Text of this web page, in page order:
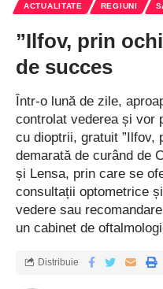
ACTUALITATE REGIUNI
”Ilfov, prin
de succes
Într-o lună de zile,
controlat vederea și vor
cu dioptrii, gratuit ”Ilfov,
demarată de curând de
și Lensa, prin care se
consultații optometrice
vedere sau
un cabinet de
Distribuie